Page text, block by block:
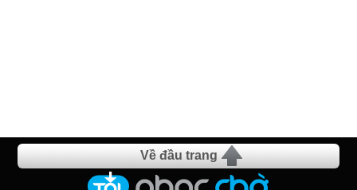
Về đầu trang